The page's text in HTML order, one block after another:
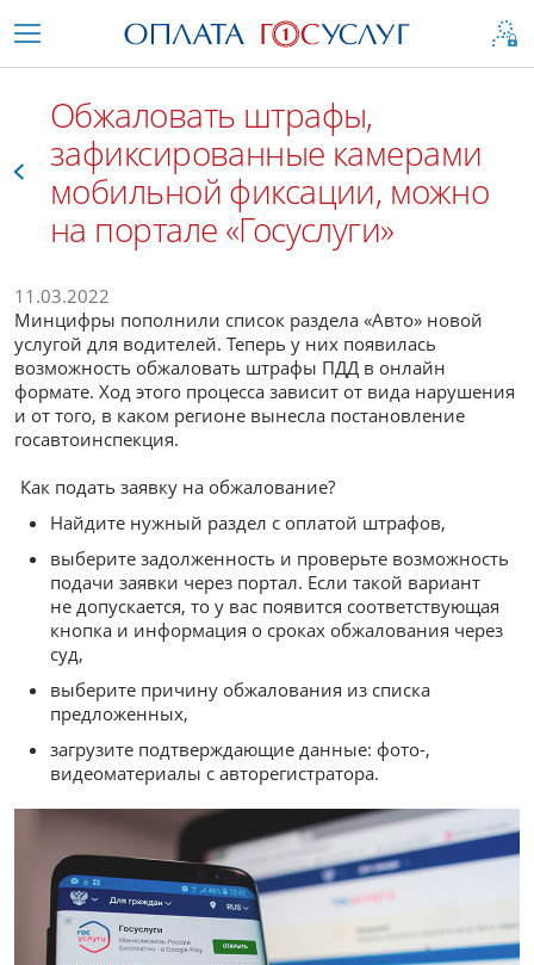
Обжаловать штрафы,
зафиксированные камерами
мобильной фиксации, можно
на портале «Госуслуги»
11.03.2022
Минцифры пополнили список раздела «Авто» новой
услугой для водителей. Теперь у них появилась
возможность обжаловать штрафы ПДД в онлайн
формате. Ход этого процесса зависит от вида нарушения
и от того, в каком регионе вынесла постановление
госавтоинспекция.
Как подать заявку на обжалование?
Найдите нужный раздел с оплатой штрафов,
выберите задолженность и проверьте возможность
подачи заявки через портал. Если такой вариант
не допускается, то у вас появится соответствующая
кнопка и информация о сроках обжалования через
суд,
выберите причину обжалования из списка
предложенных,
загрузите подтверждающие данные: фото-,
видеоматериалы с авторегистратора.